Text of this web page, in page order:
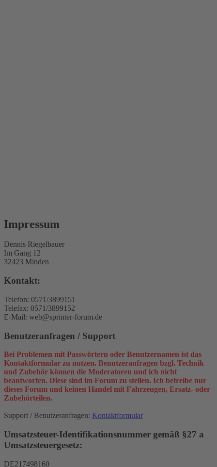
Impressum
Dennis Riegelbauer
Im Gang 12
32423 Minden
Kontakt:
Telefon: 0571/3899151
Telefax: 0571/3899152
E-Mail: web@sprinter-forum.de
Benutzeranfragen / Support
Bei Problemen mit Passwörtern oder Benutzernamen ist das
Kontaktformular zu nutzen. Benutzeranfragen bzgl. Technik
und Zubehör können die Moderatoren und ich nicht
beantworten. Diese sind im Forum zu stellen. Ich betreibe nur
dieses Forum und keinen Handel mit Fahrzeugen, Ersatz- oder
Zubehörteilen.
Support / Benutzeranfragen: Kontaktformular
Umsatzsteuer-Identifikationsnummer gemäß §27 a
Umsatzsteuergesetz:
DE217498160